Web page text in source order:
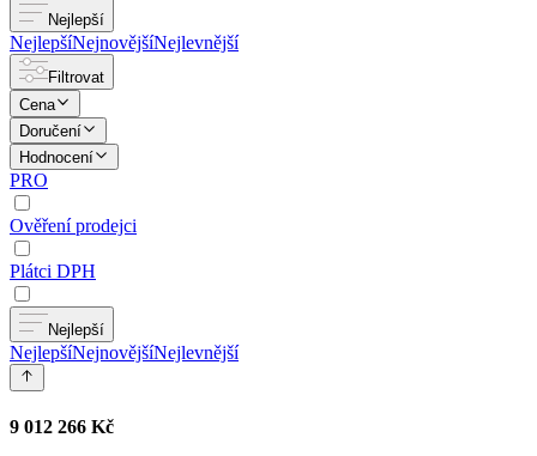
Nejlepší
NejlepšíNejnovějšíNejlevnější
Filtrovat
Cena
Doručení
Hodnocení
PRO
Ověření prodejci
Plátci DPH
Nejlepší
NejlepšíNejnovějšíNejlevnější
9 012 266 Kč